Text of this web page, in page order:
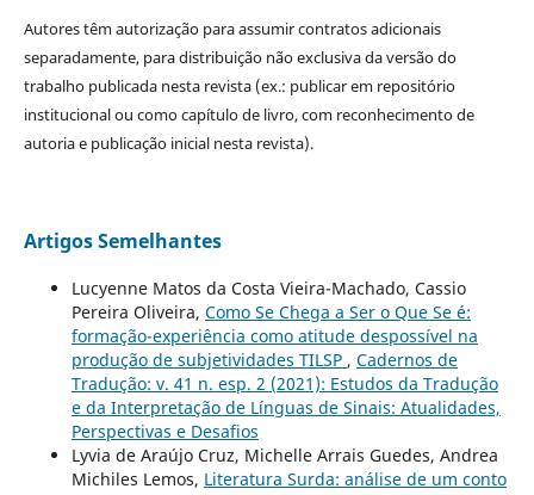
Autores têm autorização para assumir contratos adicionais
separadamente, para distribuição não exclusiva da versão do
trabalho publicada nesta revista (ex.: publicar em repositório
institucional ou como capítulo de livro, com reconhecimento de
autoria e publicação inicial nesta revista).
Artigos Semelhantes
Lucyenne Matos da Costa Vieira-Machado, Cassio
Pereira Oliveira, Como Se Chega a Ser o Que Se é:
formação-experiência como atitude despossível na
produção de subjetividades TILSP , Cadernos de
Tradução: v. 41 n. esp. 2 (2021): Estudos da Tradução
e da Interpretação de Línguas de Sinais: Atualidades,
Perspectivas e Desafios
Lyvia de Araújo Cruz, Michelle Arrais Guedes, Andrea
Michiles Lemos, Literatura Surda: análise de um conto